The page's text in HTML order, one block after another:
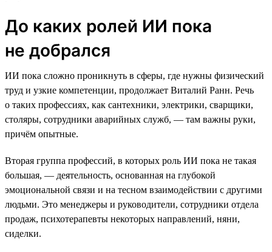
До каких ролей ИИ пока
не добрался
ИИ пока сложно проникнуть в сферы, где нужны физический
труд и узкие компетенции, продолжает Виталий Ранн. Речь
о таких профессиях, как сантехники, электрики, сварщики,
столяры, сотрудники аварийных служб, — там важны руки,
причём опытные.
Вторая группа профессий, в которых роль ИИ пока не такая
большая, — деятельность, основанная на глубокой
эмоциональной связи и на тесном взаимодействии с другими
людьми. Это менеджеры и руководители, сотрудники отдела
продаж, психотерапевты некоторых направлений, няни,
сиделки.